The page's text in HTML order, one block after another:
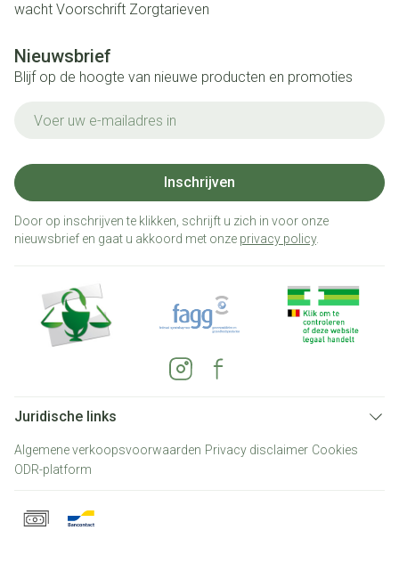
wacht Voorschrift Zorgtarieven
Nieuwsbrief
Blijf op de hoogte van nieuwe producten en promoties
Inschrijven
Door op inschrijven te klikken, schrijft u zich in voor onze
nieuwsbrief en gaat u akkoord met onze privacy policy.
Juridische links
Algemene verkoopsvoorwaarden Privacy disclaimer Cookies
ODR-platform